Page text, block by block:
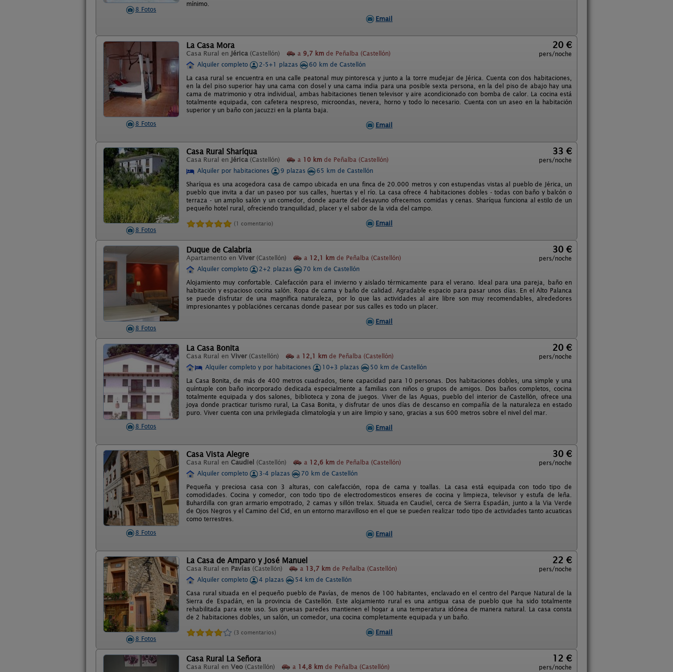
8 Fotos
mínimo.
Email
8 Fotos
La Casa Mora
Casa Rural enJérica (Castellón) a 9,7 km de Peñalba (Castellón)
20 €
pers/noche
Alquiler completo
2-5+1 plazas
60 km de Castellón
La casa rural se encuentra en una calle peatonal muy pintoresca y junto a la torre mudejar de Jérica. Cuenta con dos habitaciones,
en la del piso superior hay una cama con dosel y una cama india para una posible sexta persona, en la del piso de abajo hay una
cama de matrimonio y otra individual, ambas habitaciones tienen televisor y aire acondicionado con bomba de calor. La cocina está
totalmente equipada, con cafetera nespreso, microondas, nevera, horno y todo lo necesario. Cuenta con un aseo en la habitación
superior y un baño con jacuzzi en la planta baja.
Email
8 Fotos
Casa Rural Sharíqua
Casa Rural enJérica (Castellón) a 10 km de Peñalba (Castellón)
33 €
pers/noche
Alquiler por habitaciones
9 plazas
65 km de Castellón
Sharíqua es una acogedora casa de campo ubicada en una finca de 20.000 metros y con estupendas vistas al pueblo de Jérica, un
pueblo que invita a dar un paseo por sus calles, huertas y el río. La casa ofrece 4 habitaciones dobles - todas con baño y balcón o
terraza - un amplio salón y un comedor, donde aparte del desayuno ofrecemos comidas y cenas. Sharíqua funciona al estilo de un
pequeño hotel rural, ofreciendo tranquilidad, placer y el sabor de la vida del campo.
(1 comentario) Email
8 Fotos
Duque de Calabria
Apartamento en Viver (Castellón) a 12,1 km de Peñalba (Castellón)
30 €
pers/noche
Alquiler completo
2+2 plazas
70 km de Castellón
Alojamiento muy confortable. Calefacción para el invierno y aislado térmicamente para el verano. Ideal para una pareja, baño en
habitación y espacioso cocina salón. Ropa de cama y baño de calidad. Agradable espacio para pasar unos días. En el Alto Palanca
se puede disfrutar de una magnífica naturaleza, por lo que las actividades al aire libre son muy recomendables, alrededores
impresionantes y poblaciónes cercanas donde pasear por sus calles es todo un placer.
Email
8 Fotos
La Casa Bonita
Casa Rural en Viver (Castellón) a 12,1 km de Peñalba (Castellón)
20 €
pers/noche
Alquiler completo y por habitaciones
10+3 plazas
50 km de Castellón
La Casa Bonita, de más de 400 metros cuadrados, tiene capacidad para 10 personas. Dos habitaciones dobles, una simple y una
quíntuple con baño incorporado dedicada especialmente a familias con niños o grupos de amigos. Dos baños completos, cocina
totalmente equipada y dos salones, biblioteca y zona de juegos. Viver de las Aguas, pueblo del interior de Castellón, ofrece una
joya donde practicar turismo rural, La Casa Bonita, y disfrutar de unos días de descanso en compañía de la naturaleza en estado
puro. Viver cuenta con una privilegiada climatología y un aire limpio y sano, gracias a sus 600 metros sobre el nivel del mar.
Email
8 Fotos
Casa Vista Alegre
Casa Rural en Caudiel (Castellón) a 12,6 km de Peñalba (Castellón)
30 €
pers/noche
Alquiler completo
3-4 plazas
70 km de Castellón
Pequeña y preciosa casa con 3 alturas, con calefacción, ropa de cama y toallas. La casa está equipada con todo tipo de
comodidades. Cocina y comedor, con todo tipo de electrodomesticos enseres de cocina y limpieza, televisor y estufa de leña.
Buhardilla con gran armario empotrado, 2 camas y sillón trelax. Situada en Caudiel, cerca de Sierra Espadán, junto a la Via Verde
de Ojos Negros y el Camino del Cid, en un entorno maravilloso en el que se pueden realizar todo tipo de actividades tanto acuaticas
como terrestres.
Email
8 Fotos
La Casa de Amparo y José Manuel
Casa Rural en Pavías (Castellón) a 13,7 km de Peñalba (Castellón)
22 €
pers/noche
Alquiler completo
4 plazas
54 km de Castellón
Casa rural situada en el pequeño pueblo de Pavías, de menos de 100 habitantes, enclavado en el centro del Parque Natural de la
Sierra de Espadán, en la provincia de Castellón. Este alojamiento rural es una antigua casa de pueblo que ha sido totalmente
rehabilitada para este uso. Sus gruesas paredes mantienen el hogar a una temperatura idónea de manera natural. La casa consta
de 2 habitaciones dobles, un salón, un comedor, una cocina completamente equipada y un baño.
(3 comentarios) Email
Casa Rural La Señora
Casa Rural en Veo (Castellón) a 14,8 km de Peñalba (Castellón)
12 €
pers/noche